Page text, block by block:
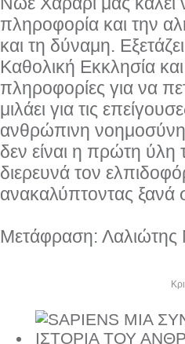
πληροφορία και την
και τη δύναμη.
Καθολική Εκκλησία
πληροφορίες για να
μιλάει για τις
ανθρώπινη νοημοσύνη
δεν είναι η πρώτη
διερευνά τον
ανακαλύπτοντας ξανά
Μετάφραση: Λαλιώτης